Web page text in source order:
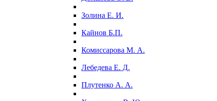
Золина Е. И.
Кайнов Б.П.
Комиссарова М. А.
Лебедева Е. Д.
Плутенко А. А.